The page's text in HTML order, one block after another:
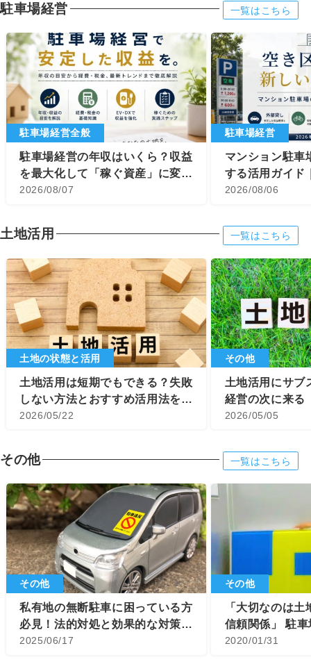
駐車場経営 一覧はこちら
駐車場経営全般
駐車場経営の年収はいくら？収益
を最大化して「稼ぐ資産」に変え
る最新戦略
2026/08/07
駐車場経営
マンション駐車
する活用ガイド
用・EV導入で
2026/08/06
土地活用 一覧はこちら
土地の状態と活用
土地活用は短期でもできる？失敗
しない方法とおすすめ活用法を解
説
2026/05/22
その他
土地活用にサブ
経営の次に来る
新ビジネスを徹
2026/05/05
その他 一覧はこちら
その他
私有地の無断駐車に困っている方
必見！法的対処と効果的な対策ガ
イド
2025/06/17
その他
「大切なのは
信頼関係」 駐
業マンは顧客第
2020/01/31